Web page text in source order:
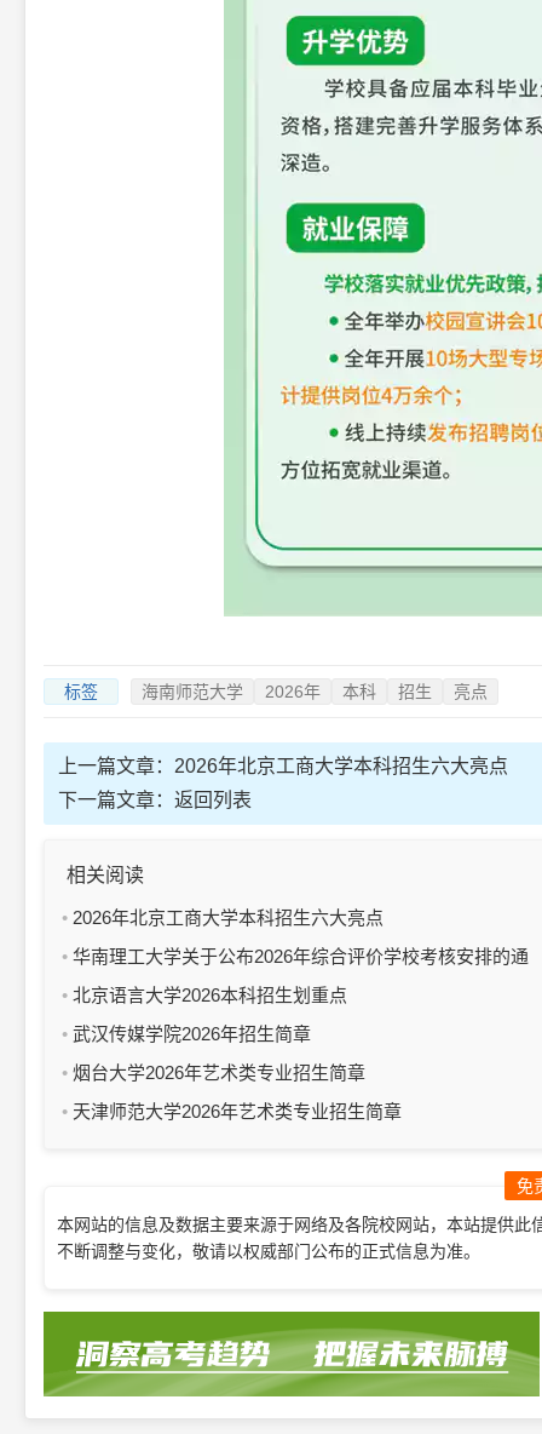
标签 海南师范大学 2026年 本科 招生 亮点
上一篇文章： 2026年北京工商大学本科招生六大亮点
下一篇文章： 返回列表
相关阅读
2026年北京工商大学本科招生六大亮点
华南理工大学关于公布2026年综合评价学校考核安排的通
知北京语言大学2026本科招生划重点
武汉传媒学院2026年招生简章
烟台大学2026年艺术类专业招生简章
天津师范大学2026年艺术类专业招生简章
免
本网站的信息及数据主要来源于网络及各院校网站，本站提供
不断调整与变化，敬请以权威部门公布的正式信息为准。